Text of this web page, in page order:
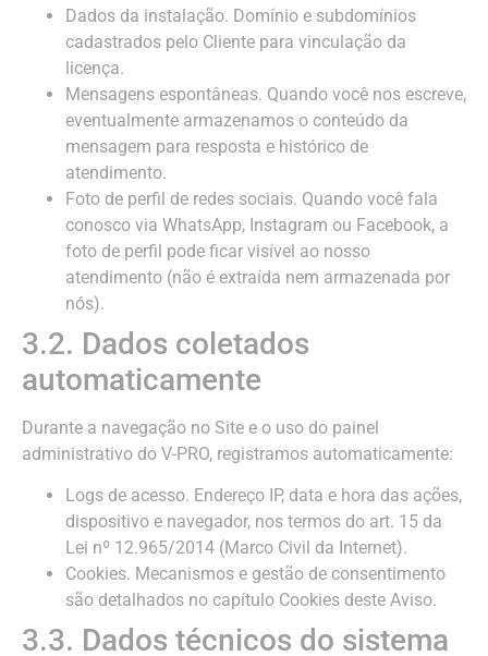
Dados da instalação. Domínio e subdomínios
cadastrados pelo Cliente para vinculação da
licença.
Mensagens espontâneas. Quando você nos escreve,
eventualmente armazenamos o conteúdo da
mensagem para resposta e histórico de
atendimento.
Foto de perfil de redes sociais. Quando você fala
conosco via WhatsApp, Instagram ou Facebook, a
foto de perfil pode ficar visível ao nosso
atendimento (não é extraída nem armazenada por
nós).
3.2. Dados coletados
automaticamente
Durante a navegação no Site e o uso do painel
administrativo do V-PRO, registramos automaticamente:
Logs de acesso. Endereço IP, data e hora das ações,
dispositivo e navegador, nos termos do art. 15 da
Lei nº 12.965/2014 (Marco Civil da Internet).
Cookies. Mecanismos e gestão de consentimento
são detalhados no capítulo Cookies deste Aviso.
3.3. Dados técnicos do sistema